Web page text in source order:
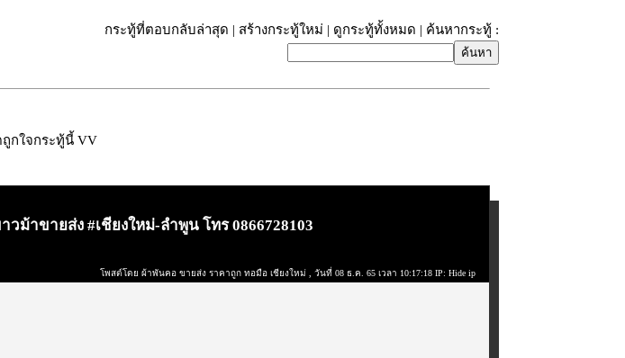
กระทู้ที่ตอบกลับล่าสุด | สร้างกระทู้ใหม่ | ดูกระทู้ทั้งหมด | ค้นหากระทู้ :
กใจกระทู้นี้ VV
ม้าขายส่ง #เชียงใหม่-ลำพูน โทร 0866728103
โพสต์โดย ผ้าพันคอ ขายส่ง ราคาถูก ทอมือ เชียงใหม่ , วันที่ 08 ธ.ค. 65 เวลา 10:17:18 IP: Hide ip